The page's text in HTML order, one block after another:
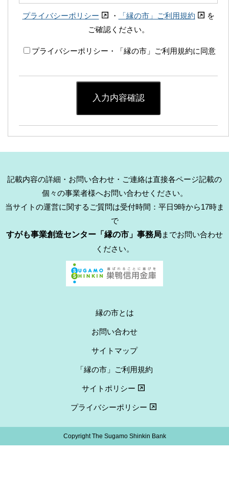
プライバシーポリシー ・ 「縁の市」ご利用規約
を
ご確認ください。
プライバシーポリシー・「縁の市」ご利用規約に同意
入力内容確認
記載内容の詳細・お問い合わせ・ご連絡は直接各ページ記載の
個々の事業者様へお問い合わせください。
当サイトの運営に関するご質問は受付時間：平日9時から17時ま
で
すがも事業創造センター「縁の市」事務局までお問い合わせ
ください。
縁の市とは
お問い合わせ
サイトマップ
「縁の市」ご利用規約
サイトポリシー
プライバシーポリシー
Copyright The Sugamo Shinkin Bank